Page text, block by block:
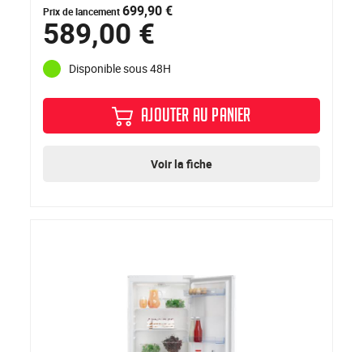
Prix de lancement699,90 €
589,00 €
Disponible sous 48H
AJOUTER AU PANIER
Voir la fiche